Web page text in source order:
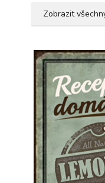
Zobrazit